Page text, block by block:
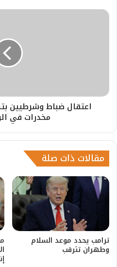
اعتقال ضباط وشرطيين
مخدرات في
مقالات ذات صلة
ترامب يحدد موعد السلام
وطهران تترقب